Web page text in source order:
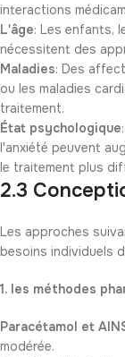
interactions
L'âge: Les enfants,
nécessitent des
Maladies: Des
ou les maladies
traitement.
État psychologique
l'anxiété peuvent
le traitement plus
2.3
Les approches
besoins individuels
1. les méthodes
Paracétamol et
modérée.